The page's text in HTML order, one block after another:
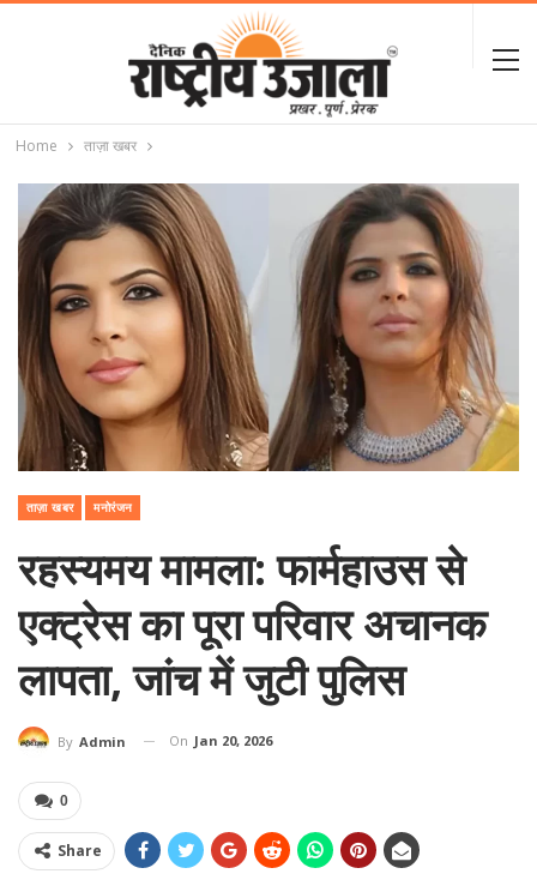
Home ताज़ा खबर
ताज़ा खबर मनोरंजन
रहस्यमय मामला: फार्महाउस से
एक्ट्रेस का पूरा परिवार अचानक
लापता, जांच में जुटी पुलिस
By Admin On Jan 20, 2026
0
Share